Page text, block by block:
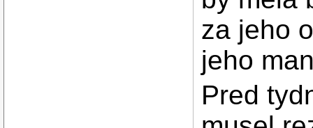
za jeho
jeho
Pred